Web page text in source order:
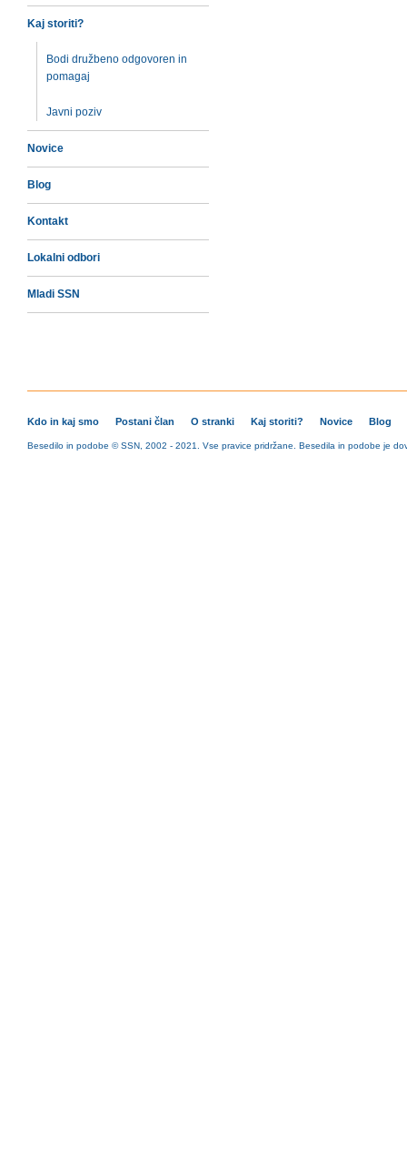
Kaj storiti?
Bodi družbeno odgovoren in
pomagaj
Javni poziv
Novice
Blog
Kontakt
Lokalni odbori
Mladi SSN
Kdo in kaj smo Postani član O stranki Kaj storiti? Novice Blog
Besedilo in podobe © SSN, 2002 - 2021. Vse pravice pridržane. Besedila in podobe je